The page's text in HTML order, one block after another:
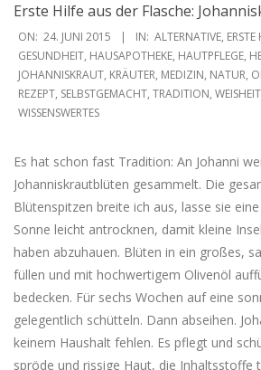
Erste Hilfe aus der Flasche:
2015-
06-
24
ON: 24. JUNI 2015 IN: ALTERNATIVE, ERSTE
GESUNDHEIT, HAUSAPOTHEKE, HAUTPFLEGE,
JOHANNISKRAUT, KRÄUTER, MEDIZIN, NATUR,
REZEPT, SELBSTGEMACHT, TRADITION, WEISHEIT
WISSENSWERTES
Es hat schon fast Tradition: An Johanni
Johanniskrautblüten gesammelt. Die
Blütenspitzen breite ich aus, lasse sie
Sonne leicht antrocknen, damit kleine
haben abzuhauen. Blüten in ein großes,
füllen und mit hochwertigem Olivenöl
bedecken. Für sechs Wochen auf eine
gelegentlich schütteln. Dann abseihen.
keinem Haushalt fehlen. Es pflegt und
spröde und rissige Haut, die Inhaltsstoffe